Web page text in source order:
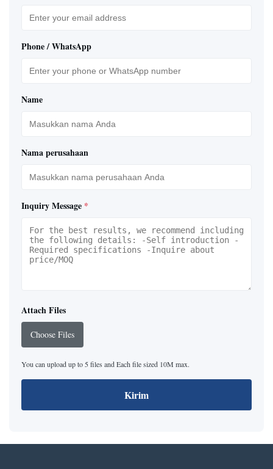
Phone / WhatsApp
Name
Nama perusahaan
Inquiry Message *
Attach Files
Choose Files
You can upload up to 5 files and Each file sized 10M max.
Kirim